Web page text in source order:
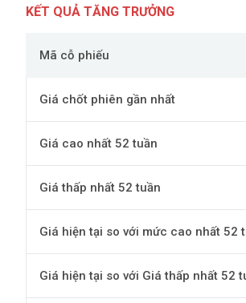
KẾT QUẢ TĂNG TRƯỞNG
Mã cỗ phiếu
Giá chốt phiên gần nhất
Giá cao nhất 52 tuần
Giá thấp nhất 52 tuần
Giá hiện tại so với mức cao nhất 52
Giá hiện tại so với Giá thấp nhất 52